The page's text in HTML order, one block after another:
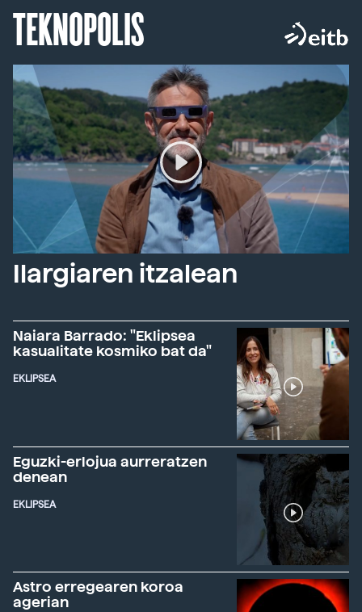
TEKNOPOLIS
Ilargiaren itzalean
Naiara Barrado: "Eklipsea
kasualitate kosmiko bat da"
EKLIPSEA
Eguzki-erlojua aurreratzen
denean
EKLIPSEA
Astro erregearen koroa
agerian